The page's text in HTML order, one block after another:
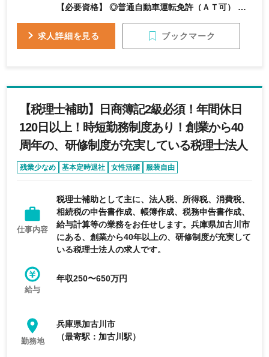
【必要資格】 ◎普通自動車運転免許（ＡＴ可） ◎
合格者 ◯新卒 【求める人物像】 税理士を目指す志
求人詳細を見る ブックマーク
【税理士補助】日商簿記2級必須！年間休日
120日以上！時短勤務制度あり！創業から40
周年の、研修制度が充実している税理士法人
残業少なめ 基本定時退社 女性活躍
服装自由
年間休日120日以上
仕事内容
税理士補助として主に、法人税、所得税、消費税、
相続税の申告書作成、帳簿作成、税務申告書作成、
給与計算等の業務をお任せします。兵庫県加古川市
にある、創業から40年以上の、研修制度が充実して
いる税理士法人の求人です。
給与
年収250〜650万円
勤務地
兵庫県加古川市
（最寄駅：加古川駅）